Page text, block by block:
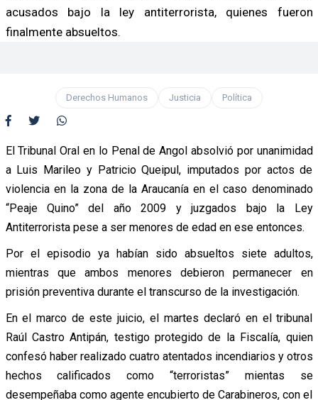
acusados bajo la ley antiterrorista, quienes fueron
finalmente absueltos.
Derechos Humanos Justicia Política
El Tribunal Oral en lo Penal de Angol absolvió por unanimidad
a Luis Marileo y Patricio Queipul, imputados por actos de
violencia en la zona de la Araucanía en el caso denominado
“Peaje Quino” del año 2009 y juzgados bajo la Ley
Antiterrorista pese a ser menores de edad en ese entonces.
Por el episodio ya habían sido absueltos siete adultos,
mientras que ambos menores debieron permanecer en
prisión preventiva durante el transcurso de la investigación.
En el marco de este juicio, el martes declaró en el tribunal
Raúl Castro Antipán, testigo protegido de la Fiscalía, quien
confesó haber realizado cuatro atentados incendiarios y otros
hechos calificados como “terroristas” mientas se
desempeñaba como agente encubierto de Carabineros, con el